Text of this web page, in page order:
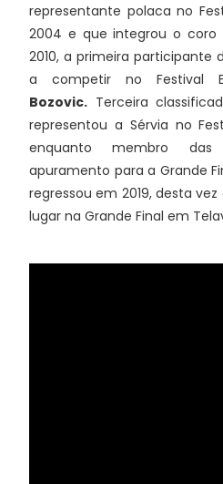
representante polaca no
2004 e que integrou o coro
2010, a primeira participante
a competir no Festival
Bozovic. Terceira
representou a Sérvia no
enquanto membro
apuramento para a Grande
regressou em 2019, desta
lugar na Grande Final em